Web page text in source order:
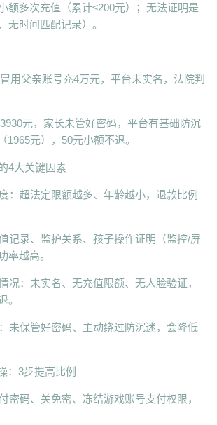
额多次充值（累计≤200元）；无法证明是
无时间匹配记录）。
用父亲账号充4万元，平台未实名，法院判
元，家长未管好密码，平台有基础防沉
1965元），50元小额不退。
4大关键因素
：超法定限额越多、年龄越小，退款比例
记录、监护关系、孩子操作证明（监控/屏
率越高。
况：未实名、无充值限额、无人脸验证，
。
未保管好密码、主动绕过防沉迷，会降低
：3步提高比例
密码、关免密、冻结游戏账号支付权限，